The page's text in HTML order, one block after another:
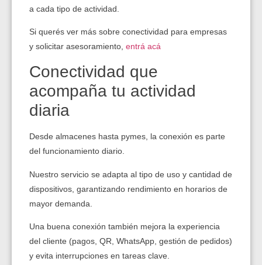
a cada tipo de actividad.
Si querés ver más sobre conectividad para empresas
y solicitar asesoramiento, entrá acá
Conectividad que
acompaña tu actividad
diaria
Desde almacenes hasta pymes, la conexión es parte
del funcionamiento diario.
Nuestro servicio se adapta al tipo de uso y cantidad de
dispositivos, garantizando rendimiento en horarios de
mayor demanda.
Una buena conexión también mejora la experiencia
del cliente (pagos, QR, WhatsApp, gestión de pedidos)
y evita interrupciones en tareas clave.